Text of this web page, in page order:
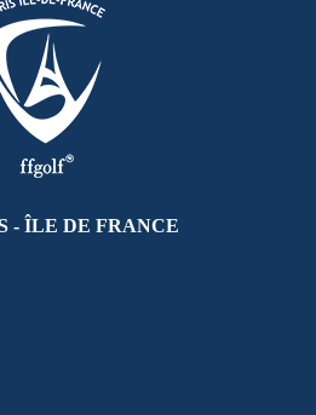
- ÎLE DE FRANCE